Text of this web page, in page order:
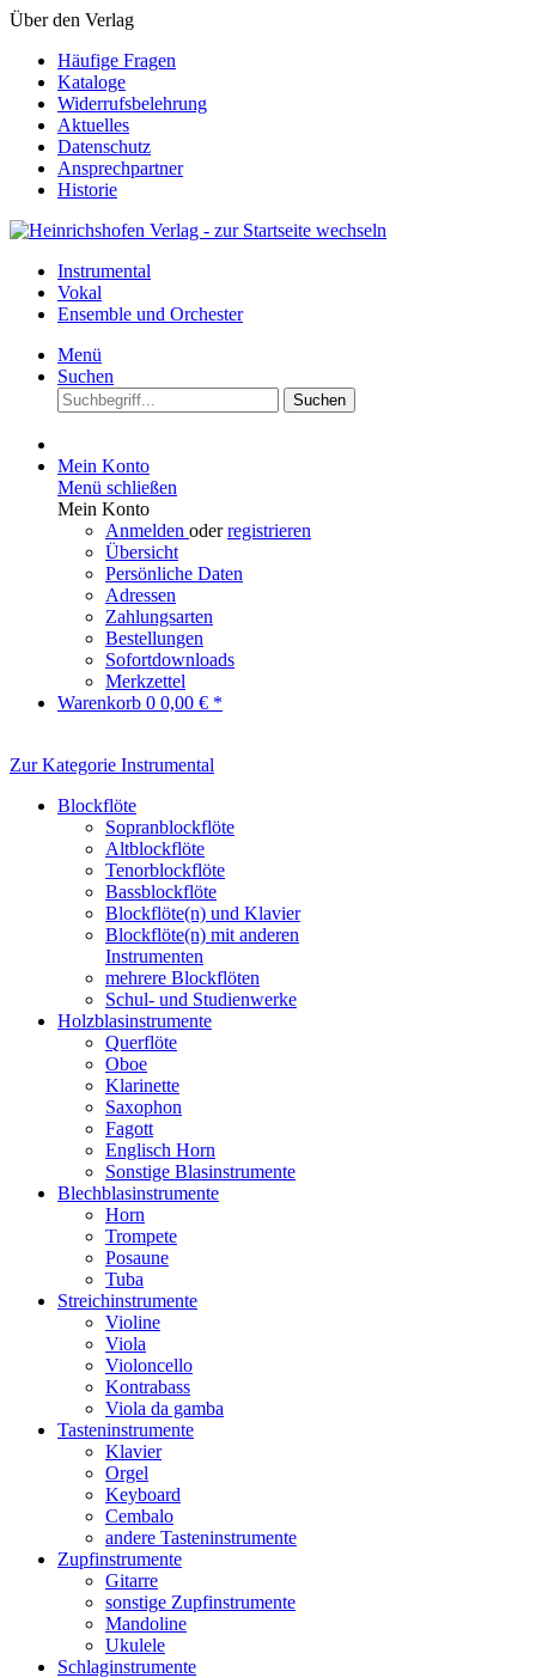
Über den Verlag
Häufige Fragen
Kataloge
Widerrufsbelehrung
Aktuelles
Datenschutz
Ansprechpartner
Historie
Instrumental
Vokal
Ensemble und Orchester
Menü
Suchen
Suchen
Mein Konto
Menü schließen
Mein Konto
Anmelden oderregistrieren
Übersicht
Persönliche Daten
Adressen
Zahlungsarten
Bestellungen
Sofortdownloads
Merkzettel
Warenkorb 0 0,00 € *
Zur Kategorie Instrumental
Blockflöte
Sopranblockflöte
Altblockflöte
Tenorblockflöte
Bassblockflöte
Blockflöte(n) und Klavier
Blockflöte(n) mit anderen
Instrumenten
mehrere Blockflöten
Schul- und Studienwerke
Holzblasinstrumente
Querflöte
Oboe
Klarinette
Saxophon
Fagott
Englisch Horn
Sonstige Blasinstrumente
Blechblasinstrumente
Horn
Trompete
Posaune
Tuba
Streichinstrumente
Violine
Viola
Violoncello
Kontrabass
Viola da gamba
Tasteninstrumente
Klavier
Orgel
Keyboard
Cembalo
andere Tasteninstrumente
Zupfinstrumente
Gitarre
sonstige Zupfinstrumente
Mandoline
Ukulele
Schlaginstrumente